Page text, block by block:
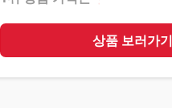
상품 보러가기